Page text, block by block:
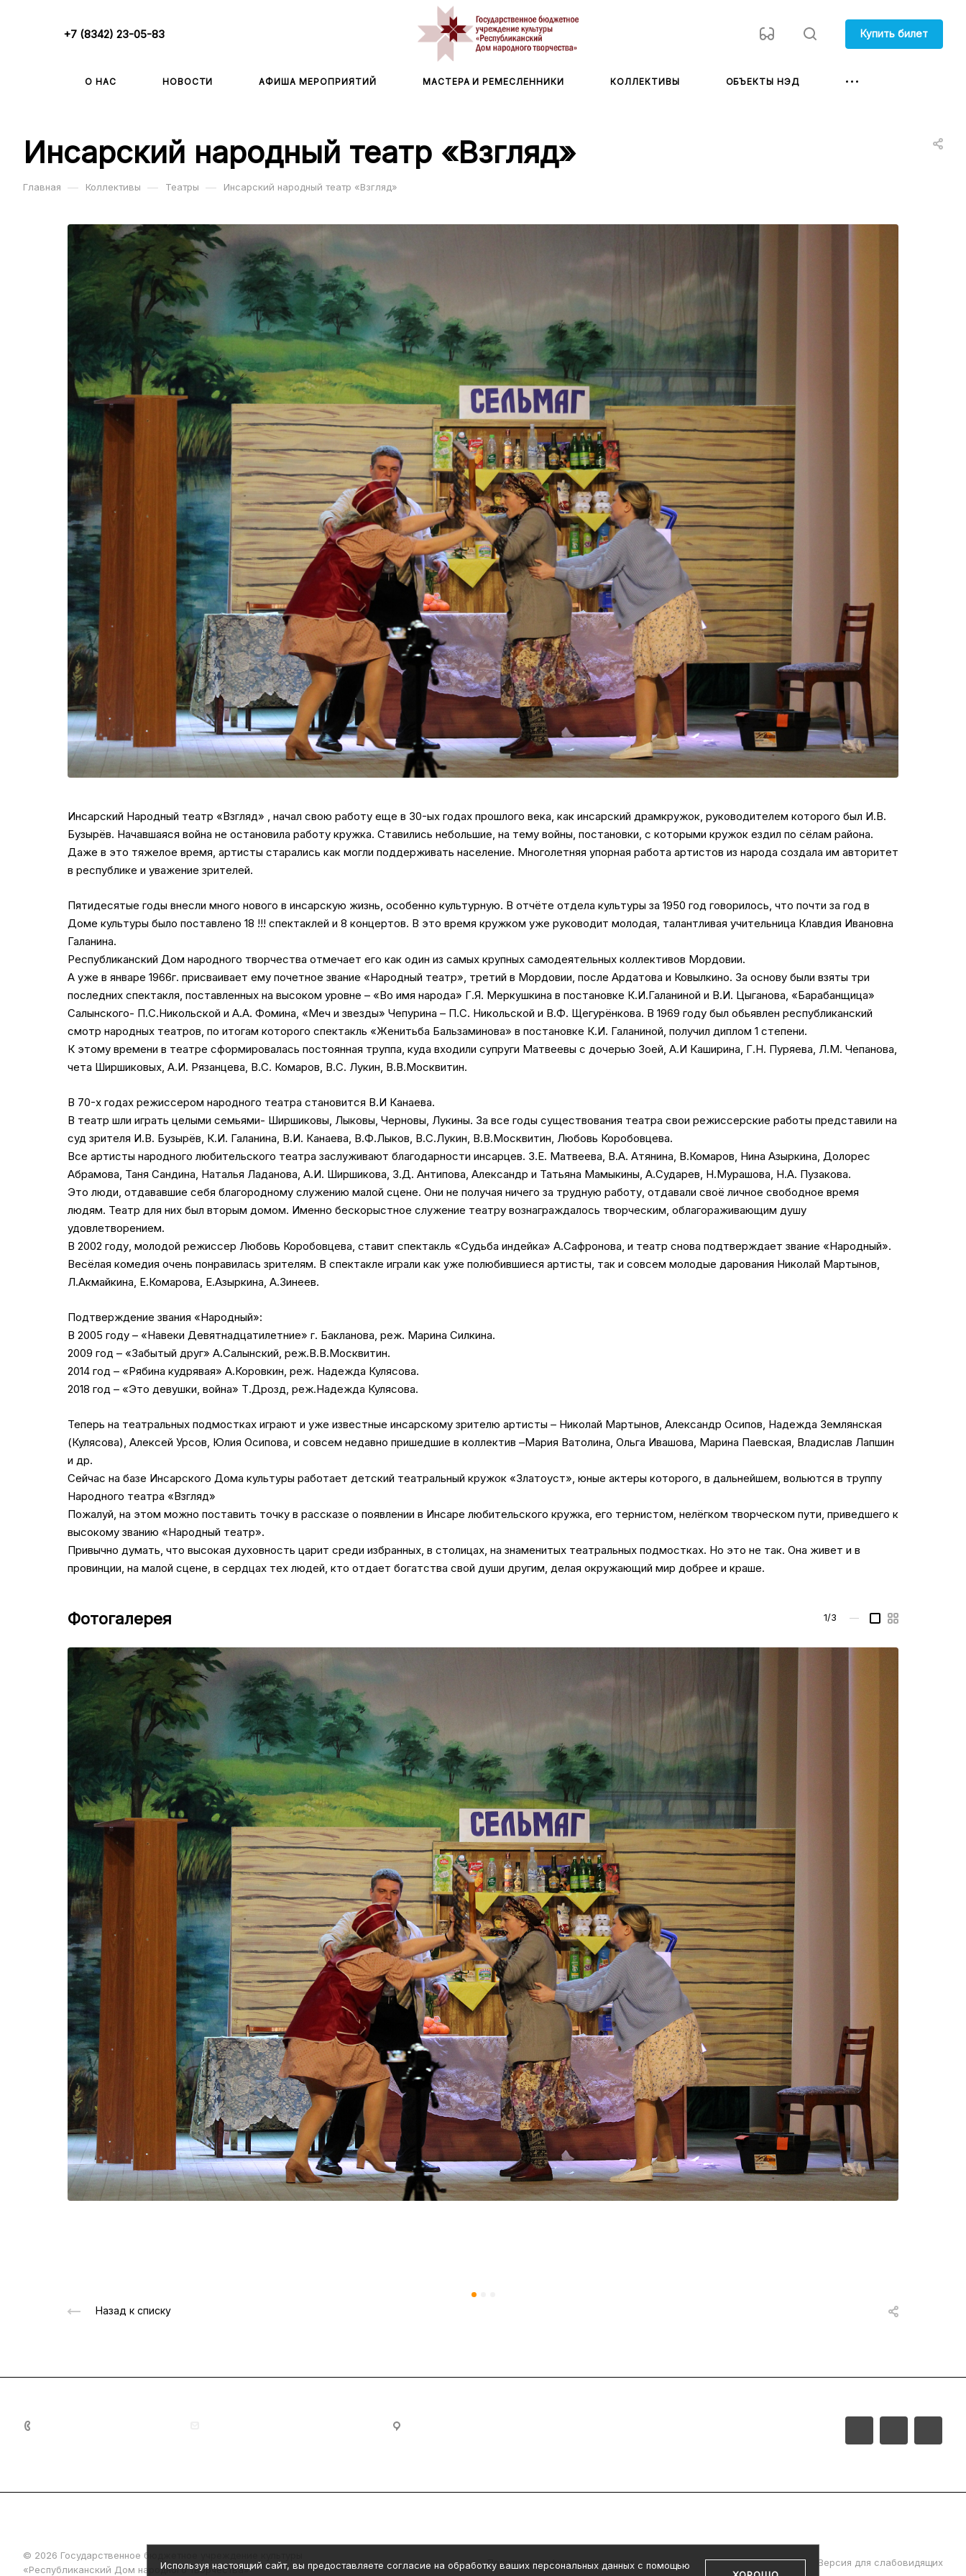
+7 (8342) 23-05-83 Купить билет
О НАС НОВОСТИ АФИША МЕРОПРИЯТИЙ МАСТЕРА И РЕМЕСЛЕННИКИ КОЛЛЕКТИВЫ ОБЪЕКТЫ НЭД
Инсарский народный театр «Взгляд»
Главная — Коллективы — Театры — Инсарский народный театр «Взгляд»
Инсарский Народный театр «Взгляд» , начал свою работу еще в 30-ых годах прошлого века, как инсарский драмкружок, руководителем которого был И.В.
Бузырёв. Начавшаяся война не остановила работу кружка. Ставились небольшие, на тему войны, постановки, с которыми кружок ездил по сёлам района.
Даже в это тяжелое время, артисты старались как могли поддерживать население. Многолетняя упорная работа артистов из народа создала им авторитет
в республике и уважение зрителей.
Пятидесятые годы внесли много нового в инсарскую жизнь, особенно культурную. В отчёте отдела культуры за 1950 год говорилось, что почти за год в
Доме культуры было поставлено 18 !!! спектаклей и 8 концертов. В это время кружком уже руководит молодая, талантливая учительница Клавдия Ивановна
Галанина.
Республиканский Дом народного творчества отмечает его как один из самых крупных самодеятельных коллективов Мордовии.
А уже в январе 1966г. присваивает ему почетное звание «Народный театр», третий в Мордовии, после Ардатова и Ковылкино. За основу были взяты три
последних спектакля, поставленных на высоком уровне – «Во имя народа» Г.Я. Меркушкина в постановке К.И.Галаниной и В.И. Цыганова, «Барабанщица»
Салынского- П.С.Никольской и А.А. Фомина, «Меч и звезды» Чепурина – П.С. Никольской и В.Ф. Щегурёнкова. В 1969 году был обьявлен республиканский
смотр народных театров, по итогам которого спектакль «Женитьба Бальзаминова» в постановке К.И. Галаниной, получил диплом 1 степени.
К этому времени в театре сформировалась постоянная труппа, куда входили супруги Матвеевы с дочерью Зоей, А.И Каширина, Г.Н. Пуряева, Л.М. Чепанова,
чета Ширшиковых, А.И. Рязанцева, В.С. Комаров, В.С. Лукин, В.В.Москвитин.
В 70-х годах режиссером народного театра становится В.И Канаева.
В театр шли играть целыми семьями- Ширшиковы, Лыковы, Черновы, Лукины. За все годы существования театра свои режиссерские работы представили на
суд зрителя И.В. Бузырёв, К.И. Галанина, В.И. Канаева, В.Ф.Лыков, В.С.Лукин, В.В.Москвитин, Любовь Коробовцева.
Все артисты народного любительского театра заслуживают благодарности инсарцев. З.Е. Матвеева, В.А. Атянина, В.Комаров, Нина Азыркина, Долорес
Абрамова, Таня Сандина, Наталья Ладанова, А.И. Ширшикова, З.Д. Антипова, Александр и Татьяна Мамыкины, А.Сударев, Н.Мурашова, Н.А. Пузакова.
Это люди, отдававшие себя благородному служению малой сцене. Они не получая ничего за трудную работу, отдавали своё личное свободное время
людям. Театр для них был вторым домом. Именно бескорыстное служение театру вознаграждалось творческим, облагораживающим душу
удовлетворением.
В 2002 году, молодой режиссер Любовь Коробовцева, ставит спектакль «Судьба индейка» А.Сафронова, и театр снова подтверждает звание «Народный».
Весёлая комедия очень понравилась зрителям. В спектакле играли как уже полюбившиеся артисты, так и совсем молодые дарования Николай Мартынов,
Л.Акмайкина, Е.Комарова, Е.Азыркина, А.Зинеев.
Подтверждение звания «Народный»:
В 2005 году – «Навеки Девятнадцатилетние» г. Бакланова, реж. Марина Силкина.
2009 год – «Забытый друг» А.Салынский, реж.В.В.Москвитин.
2014 год – «Рябина кудрявая» А.Коровкин, реж. Надежда Кулясова.
2018 год – «Это девушки, война» Т.Дрозд, реж.Надежда Кулясова.
Теперь на театральных подмостках играют и уже известные инсарскому зрителю артисты – Николай Мартынов, Александр Осипов, Надежда Землянская
(Кулясова), Алексей Урсов, Юлия Осипова, и совсем недавно пришедшие в коллектив –Мария Ватолина, Ольга Ивашова, Марина Паевская, Владислав Лапшин
и др.
Сейчас на базе Инсарского Дома культуры работает детский театральный кружок «Златоуст», юные актеры которого, в дальнейшем, вольются в труппу
Народного театра «Взгляд»
Пожалуй, на этом можно поставить точку в рассказе о появлении в Инсаре любительского кружка, его тернистом, нелёгком творческом пути, приведшего к
высокому званию «Народный театр».
Привычно думать, что высокая духовность царит среди избранных, в столицах, на знаменитых театральных подмостках. Но это не так. Она живет и в
провинции, на малой сцене, в сердцах тех людей, кто отдает богатства свой души другим, делая окружающий мир добрее и краше.
Фотогалерея 1/3 —
Назад к списку
© 2026 Государственное бюджетное учреждение культуры
«Республиканский Дом народного творчества»
Политика конфиденциальности Версия для слабовидящих
Используя настоящий сайт, вы предоставляете согласие на обработку ваших персональных данных с помощью